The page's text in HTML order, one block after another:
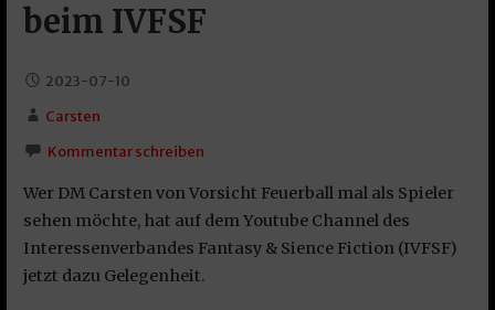
beim IVFSF
2023-07-10
Carsten
Kommentar schreiben
Wer DM Carsten von Vorsicht Feuerball mal als Spieler
sehen möchte, hat auf dem Youtube Channel des
Interessenverbandes Fantasy & Sience Fiction (IVFSF)
jetzt dazu Gelegenheit.